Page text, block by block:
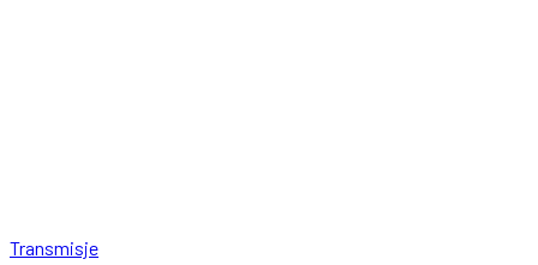
Transmisje